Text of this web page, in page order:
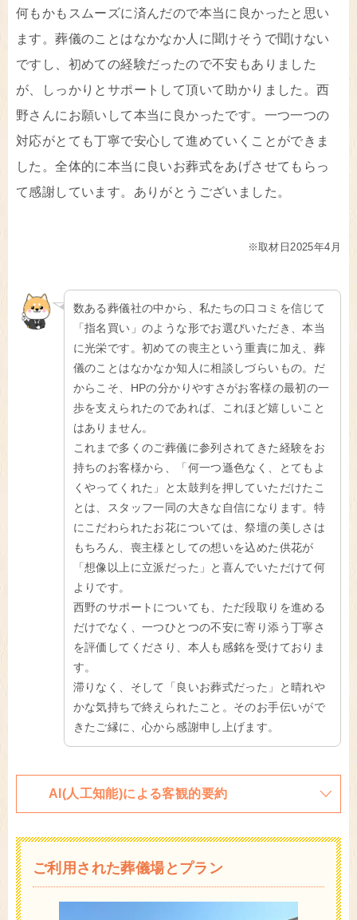
何もかもスムーズに済んだので本当に良かったと思い
ます。葬儀のことはなかなか人に聞けそうで聞けない
ですし、初めての経験だったので不安もありました
が、しっかりとサポートして頂いて助かりました。西
野さんにお願いして本当に良かったです。一つ一つの
対応がとても丁寧で安心して進めていくことができま
した。全体的に本当に良いお葬式をあげさせてもらっ
て感謝しています。ありがとうございました。
※取材日2025年4月
数ある葬儀社の中から、私たちの口コミを信じて
「指名買い」のような形でお選びいただき、本当
に光栄です。初めての喪主という重責に加え、葬
儀のことはなかなか知人に相談しづらいもの。だ
からこそ、HPの分かりやすさがお客様の最初の一
歩を支えられたのであれば、これほど嬉しいこと
はありません。
これまで多くのご葬儀に参列されてきた経験をお
持ちのお客様から、「何一つ遜色なく、とてもよ
くやってくれた」と太鼓判を押していただけたこ
とは、スタッフ一同の大きな自信になります。特
にこだわられたお花については、祭壇の美しさは
もちろん、喪主様としての想いを込めた供花が
「想像以上に立派だった」と喜んでいただけて何
よりです。
西野のサポートについても、ただ段取りを進める
だけでなく、一つひとつの不安に寄り添う丁寧さ
を評価してくださり、本人も感銘を受けておりま
す。
滞りなく、そして「良いお葬式だった」と晴れや
かな気持ちで終えられたこと。そのお手伝いがで
きたご縁に、心から感謝申し上げます。
AI(人工知能)による客観的要約
ご利用された葬儀場とプラン